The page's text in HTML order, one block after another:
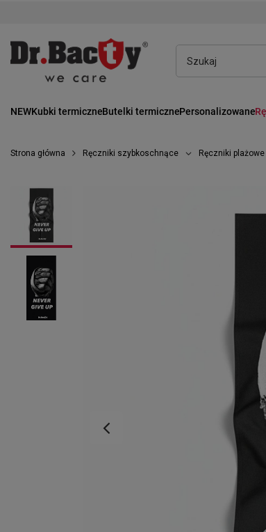
NEWKubki termiczneButelki termicznePersonalizowane
Strona główna Ręczniki szybkoschnące Ręczniki plażowe